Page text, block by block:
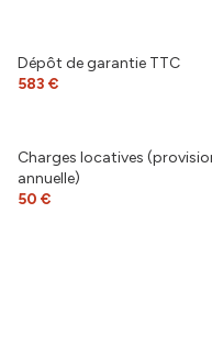
ascenseur
balcon
Dépôt de garantie TTC
583 €
Charges locatives
annuelle)
50 €